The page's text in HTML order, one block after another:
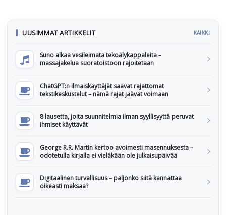
UUSIMMAT ARTIKKELIT KAIKKI
Suno alkaa vesileimata tekoälykappaleita –
massajakelua suoratoistoon rajoitetaan
ChatGPT:n ilmaiskäyttäjät saavat rajattomat
tekstikeskustelut – nämä rajat jäävät voimaan
8 lausetta, joita suunnitelmia ilman syyllisyyttä peruvat
ihmiset käyttävät
George R.R. Martin kertoo avoimesti masennuksesta –
odotetulla kirjalla ei vieläkään ole julkaisupäivää
Digitaalinen turvallisuus – paljonko siitä kannattaa
oikeasti maksaa?